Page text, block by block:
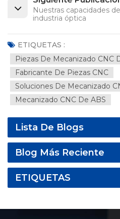
Nuestras capacidades
industria óptica
ETIQUETAS :
Piezas De Mecanizado CNC
Fabricante De Piezas CNC
Soluciones De Mecanizado
Mecanizado CNC De ABS
Lista De Blogs
Blog Más Reciente
ETIQUETAS